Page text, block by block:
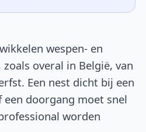
wespen- en
overal in België, van
Een nest dicht bij een
doorgang moet snel
worden